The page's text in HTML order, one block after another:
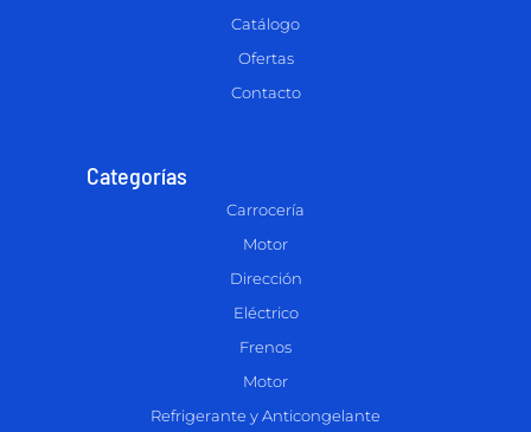
Catálogo
Ofertas
Contacto
Categorías
Carrocería
Motor
Dirección
Eléctrico
Frenos
Motor
Refrigerante y Anticongelante